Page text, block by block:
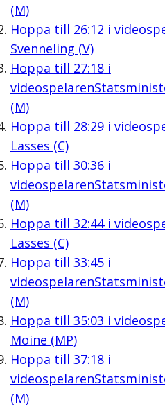
(M)
Hoppa till 26:12 i
Svenneling (V)
Hoppa till 27:18i
videospelaren
(M)
Hoppa till 28:29i
Lasses (C)
Hoppa till 30:36i
videospelaren
(M)
Hoppa till 32:44i
Lasses (C)
Hoppa till 33:45i
videospelaren
(M)
Hoppa till 35:03 i
Moine (MP)
Hoppa till 37:18i
videospelaren
(M)